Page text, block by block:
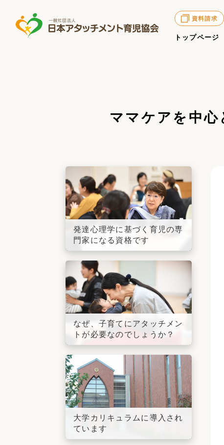
資料請求
トップページ
ママケアを中
発達心理学に基づく育児の専
門家になる資格です
なぜ、子育てにアタッチメン
トが必要なのでしょうか？
大学カリキュラムに導入され
ています